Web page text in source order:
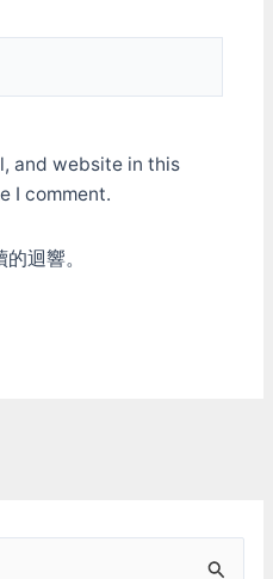
and website in this
I comment.
迴響。